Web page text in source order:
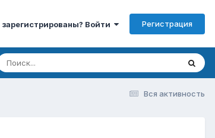
Войти Регистрация
Вся активность